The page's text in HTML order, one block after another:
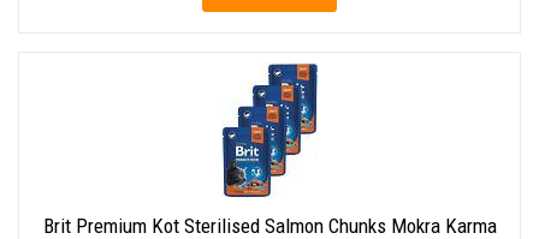
Brit Premium Kot Sterilised Salmon Chunks Mokra Karma